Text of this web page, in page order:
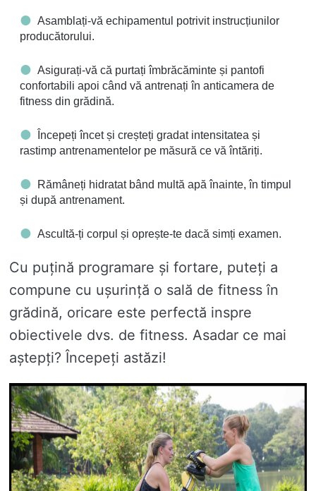
Asamblați-vă echipamentul potrivit instrucțiunilor
producătorului.
Asigurați-vă că purtați îmbrăcăminte și pantofi
confortabili apoi când vă antrenați în anticamera de
fitness din grădină.
Începeți încet și creșteți gradat intensitatea și
rastimp antrenamentelor pe măsură ce vă întăriți.
Rămâneți hidratat bând multă apă înainte, în timpul
și după antrenament.
Ascultă-ți corpul și oprește-te dacă simți examen.
Cu puțină programare și fortare, puteți a
compune cu ușurință o sală de fitness în
grădină, oricare este perfectă inspre
obiectivele dvs. de fitness. Asadar ce mai
aștepți? Începeți astăzi!